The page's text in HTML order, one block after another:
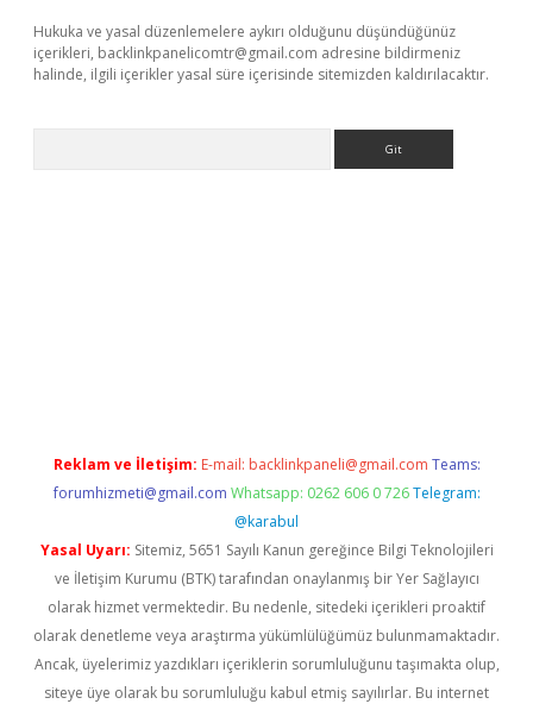
Hukuka ve yasal düzenlemelere aykırı olduğunu düşündüğünüz
içerikleri, backlinkpanelicomtr@gmail.com adresine bildirmeniz
halinde, ilgili içerikler yasal süre içerisinde sitemizden kaldırılacaktır.
Reklam ve İletişim: E-mail: backlinkpaneli@gmail.com Teams:
forumhizmeti@gmail.com Whatsapp: 0262 606 0 726 Telegram:
@karabul
Yasal Uyarı: Sitemiz, 5651 Sayılı Kanun gereğince Bilgi Teknolojileri
ve İletişim Kurumu (BTK) tarafından onaylanmış bir Yer Sağlayıcı
olarak hizmet vermektedir. Bu nedenle, sitedeki içerikleri proaktif
olarak denetleme veya araştırma yükümlülüğümüz bulunmamaktadır.
Ancak, üyelerimiz yazdıkları içeriklerin sorumluluğunu taşımakta olup,
siteye üye olarak bu sorumluluğu kabul etmiş sayılırlar. Bu internet